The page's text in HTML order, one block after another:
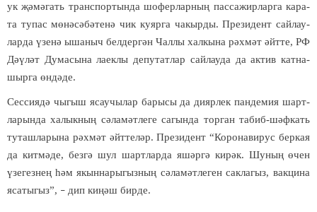
укҗә­мә­гать тран­с­пор­тын­да шо­фер­лар­ның пас­са­жир­лар­га ка­ра­
та ту­пас мө­нә­сә­бә­те­нә чик ку­яр­га ча­кыр­ды. Пре­зи­дент сай­лау­
лар­да үзе­нә ыша­ныч бел­дер­гән Чал­лы хал­кы­на рәх­мәт әйт­те, РФ
Дә­ү­ләт Ду­ма­сы­на ла­ек­лы де­пу­тат­лар сай­лау­да да ак­тив кат­на­
шыр­га өн­дә­де.
Сес­си­я­дә чы­гыш ясау­чы­лар ба­ры­сы да ди­яр­лек пан­де­мия шарт­
ла­рын­да ха­лык­ның сә­ла­мәт­ле­ге са­гын­да тор­ган та­биб-шәф­кать
ту­таш­ла­ры­на рәх­мәт әйт­те­ләр. Пре­зи­дент “Ко­ро­на­ви­рус бер­кая
да кит­мә­де, без­гә шул шарт­лар­да яшәр­гә ки­рәк. Шу­ның өчен
үзе­гез­нең һәм якын­на­ры­гыз­ның сә­ла­мәт­ле­ген сак­ла­гыз, вак­ци­на
яса­ты­гыз”, – дип ки­ңәш бир­де.